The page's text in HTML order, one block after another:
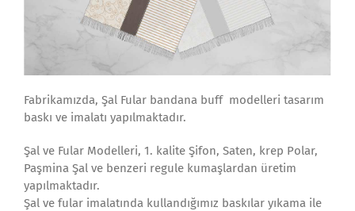
Fabrikamızda, Şal Fular bandana buff modelleri tasarım
baskı ve imalatı yapılmaktadır.
Şal ve Fular Modelleri, 1. kalite Şifon, Saten, krep Polar,
Paşmina Şal ve benzeri regule kumaşlardan üretim
yapılmaktadır.
Şal ve fular imalatında kullandığımız baskılar yıkama ile